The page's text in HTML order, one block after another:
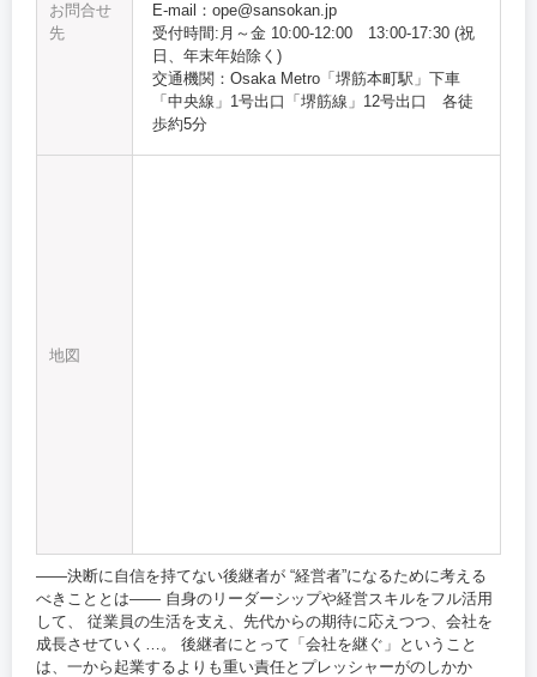
お問合せ
先
E-mail：ope@sansokan.jp
受付時間:月～金 10:00‐12:00 13:00-17:30 (祝
日、年末年始除く)
交通機関：Osaka Metro「堺筋本町駅」下車
「中央線」1号出口「堺筋線」12号出口 各徒
歩約5分
地図
――決断に自信を持てない後継者が “経営者”になるために考える
べきこととは―― 自身のリーダーシップや経営スキルをフル活用
して、 従業員の生活を支え、先代からの期待に応えつつ、会社を
成長させていく…。 後継者にとって「会社を継ぐ」ということ
は、一から起業するよりも重い責任とプレッシャーがのしかか